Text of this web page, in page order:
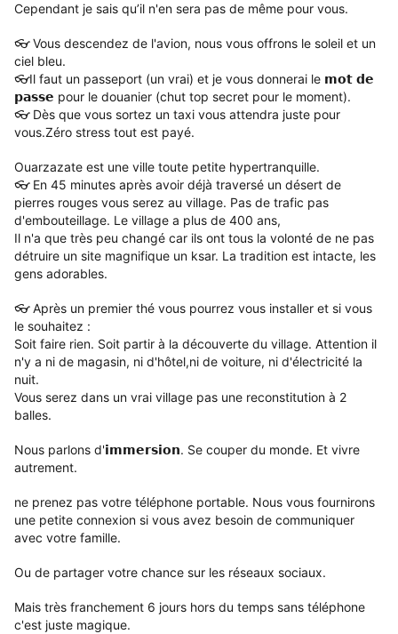
Cependant je sais qu’il n'en sera pas de même pour vous.
👓 Vous descendez de l'avion, nous vous offrons le soleil et un
ciel bleu.
👓Il faut un passeport (un vrai) et je vous donnerai le 𝗺𝗼𝘁 𝗱𝗲
𝗽𝗮𝘀𝘀𝗲 pour le douanier (chut top secret pour le moment).
👓 Dès que vous sortez un taxi vous attendra juste pour
vous.Zéro stress tout est payé.
Ouarzazate est une ville toute petite hypertranquille.
👓 En 45 minutes après avoir déjà traversé un désert de
pierres rouges vous serez au village. Pas de trafic pas
d'embouteillage. Le village a plus de 400 ans,
Il n'a que très peu changé car ils ont tous la volonté de ne pas
détruire un site magnifique un ksar. La tradition est intacte, les
gens adorables.
👓 Après un premier thé vous pourrez vous installer et si vous
le souhaitez :
Soit faire rien. Soit partir à la découverte du village. Attention il
n'y a ni de magasin, ni d'hôtel,ni de voiture, ni d'électricité la
nuit.
Vous serez dans un vrai village pas une reconstitution à 2
balles.
Nous parlons d'𝗶𝗺𝗺𝗲𝗿𝘀𝗶𝗼𝗻. Se couper du monde. Et vivre
autrement.
ne prenez pas votre téléphone portable. Nous vous fournirons
une petite connexion si vous avez besoin de communiquer
avec votre famille.
Ou de partager votre chance sur les réseaux sociaux.
Mais très franchement 6 jours hors du temps sans téléphone
c'est juste magique.